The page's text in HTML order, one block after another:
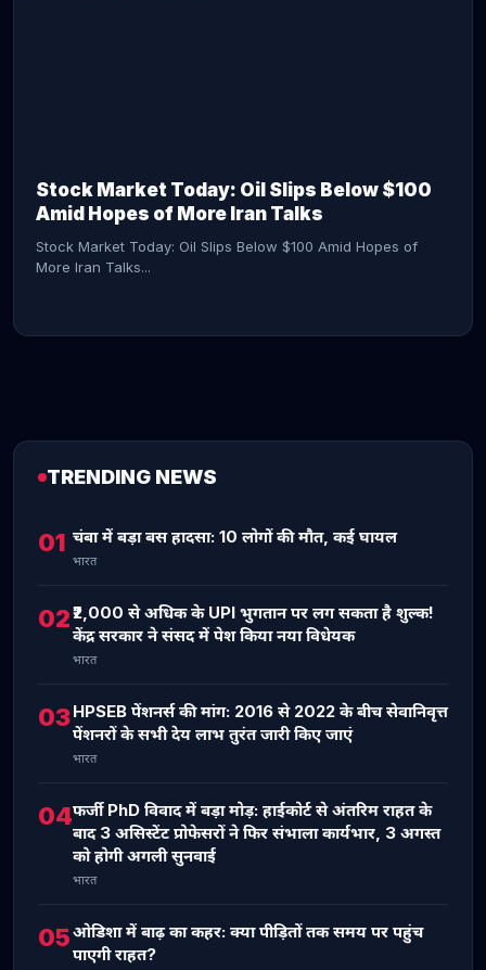
Stock Market Today: Oil Slips Below $100
Amid Hopes of More Iran Talks
Stock Market Today: Oil Slips Below $100 Amid Hopes of
More Iran Talks...
TRENDING NEWS
01 चंबा में बड़ा बस हादसा: 10 लोगों की मौत, कई घायल
भारत
02₹2,000 से अधिक के UPI भुगतान पर लग सकता है शुल्क!
केंद्र सरकार ने संसद में पेश किया नया विधेयक
भारत
03HPSEB पेंशनर्स की मांग: 2016 से 2022 के बीच सेवानिवृत्त
पेंशनरों के सभी देय लाभ तुरंत जारी किए जाएं
भारत
04फर्जी PhD विवाद में बड़ा मोड़: हाईकोर्ट से अंतरिम राहत के
बाद 3 असिस्टेंट प्रोफेसरों ने फिर संभाला कार्यभार, 3 अगस्त
को होगी अगली सुनवाई
भारत
05ओडिशा में बाढ़ का कहर: क्या पीड़ितों तक समय पर पहुंच
पाएगी राहत?